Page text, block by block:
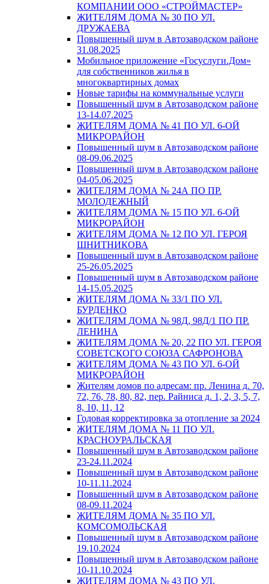
КОМПАНИИ ООО «СТРОЙМАСТЕР»
ЖИТЕЛЯМ ДОМА № 30 ПО УЛ.
ДРУЖАЕВА
Повышенный шум в Автозаводском районе
31.08.2025
Мобильное приложение «Госуслуги.Дом»
для собственников жилья в
многоквартирных домах
Новые тарифы на коммунальные услуги
Повышенный шум в Автозаводском районе
13-14.07.2025
ЖИТЕЛЯМ ДОМА № 41 ПО УЛ. 6-ОЙ
МИКРОРАЙОН
Повышенный шум в Автозаводском районе
08-09.06.2025
Повышенный шум в Автозаводском районе
04-05.06.2025
ЖИТЕЛЯМ ДОМА № 24А ПО ПР.
МОЛОДЕЖНЫЙ
ЖИТЕЛЯМ ДОМА № 15 ПО УЛ. 6-ОЙ
МИКРОРАЙОН
ЖИТЕЛЯМ ДОМА № 12 ПО УЛ. ГЕРОЯ
ШНИТНИКОВА
Повышенный шум в Автозаводском районе
25-26.05.2025
Повышенный шум в Автозаводском районе
14-15.05.2025
ЖИТЕЛЯМ ДОМА № 33/1 ПО УЛ.
БУРДЕНКО
ЖИТЕЛЯМ ДОМА № 98Д, 98Д/1 ПО ПР.
ЛЕНИНА
ЖИТЕЛЯМ ДОМА № 20, 22 ПО УЛ. ГЕРОЯ
СОВЕТСКОГО СОЮЗА САФРОНОВА
ЖИТЕЛЯМ ДОМА № 43 ПО УЛ. 6-ОЙ
МИКРОРАЙОН
Жителям домов по адресам: пр. Ленина д. 70,
72, 76, 78, 80, 82, пер. Райниса д. 1, 2, 3, 5, 7,
8, 10, 11, 12
Годовая корректировка за отопление за 2024
ЖИТЕЛЯМ ДОМА № 11 ПО УЛ.
КРАСНОУРАЛЬСКАЯ
Повышенный шум в Автозаводском районе
23-24.11.2024
Повышенный шум в Автозаводском районе
10-11.11.2024
Повышенный шум в Автозаводском районе
08-09.11.2024
ЖИТЕЛЯМ ДОМА № 35 ПО УЛ.
КОМСОМОЛЬСКАЯ
Повышенный шум в Автозаводском районе
19.10.2024
Повышенный шум в Автозаводском районе
10-11.10.2024
ЖИТЕЛЯМ ДОМА № 43 ПО УЛ.